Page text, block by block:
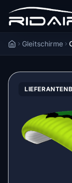
AccueilGleitschirme